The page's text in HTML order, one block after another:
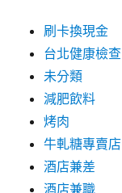
刷卡換現金
台北健康檢查
未分類
減肥飲料
烤肉
牛軋糖專賣店
酒店兼差
酒店兼職